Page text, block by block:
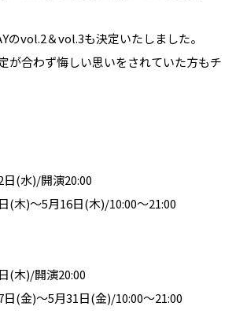
のvol.2＆vol.3も決定いたしました。
が合わず悔しい思いをされていた方もチ
(水)/開演20:00
(木)～5月16日(木)/10:00〜21:00
(木)/開演20:00
(金)～5月31日(金)/10:00〜21:00